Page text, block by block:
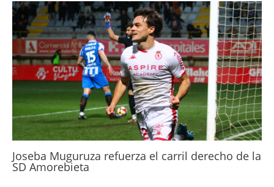
Joseba Muguruza refuerza el carril derecho de la
SD Amorebieta